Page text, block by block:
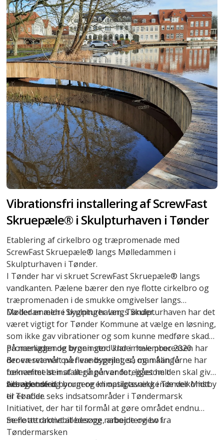
Vibrationsfri installering af ScrewFast
Skruepæle® i Skulpturhaven i Tønder
Etablering af cirkelbro og træpromenade med
ScrewFast Skruepæle® langs Mølledammen i
Skulpturhaven i Tønder.
I Tønder har vi skruetScrewFast Skruepæle® langs
vandkanten. Pælene bærer den nye flotte cirkelbro og
træpromenaden i de smukke omgivelser langs
Mølledammen i Skulpturhaven, Tønder.
Da der er ældre bygninger langs Skulpturhaven har det
været vigtigt for Tønder Kommune at vælge en løsning,
som ikke gav vibrationer og som kunne medføre skader
på nærliggende bygninger. Under hele processen har
der været målt på flere bygninger, og målingerne har
bekræftet at installeringen er foregået helt
vibrationsfrit.
Promenaden og broen stod klar i november 2020.
Broen svæver over vandspejlet, så man kan få
fornemmelsen af at gå på vandet, ligesom den skal give
besøgende og borgere en opsigtsvækkende velkomst
til Tønder.
Arbejdet med byrum og klimatilpasning i Tønder Midtby
er et af de seks indsatsområder i Tøndermarsk
Initiativet, der har til formål at gøre området endnu
mere attraktivt at besøge, arbejde og bo i.
Se flotte dronebilleder og nabointerview fra
Tøndermarsken